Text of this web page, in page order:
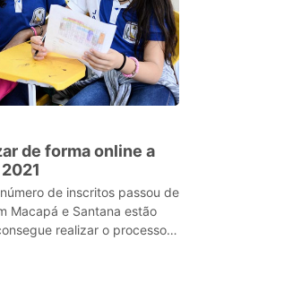
de forma online a
de inscritos passou de
Macapá e Santana estão
realizar o processo